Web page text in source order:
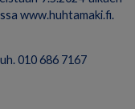
www.huhtamaki.fi.
010 686 7167